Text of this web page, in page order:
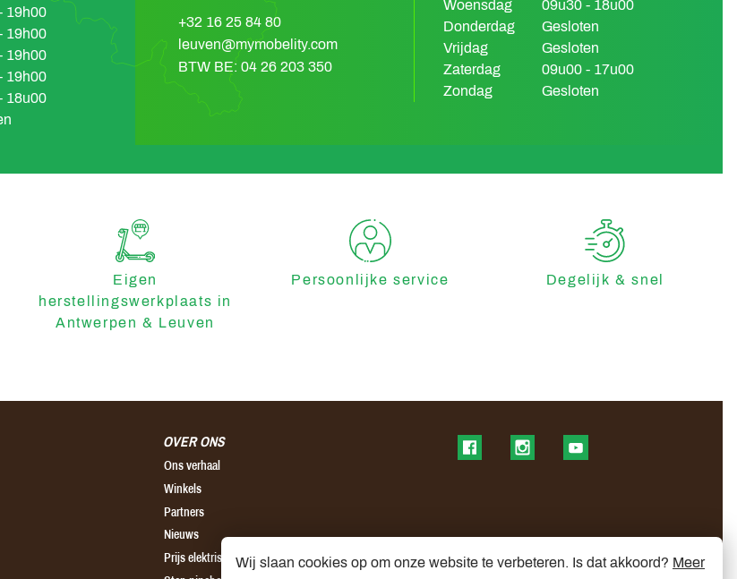
19h00
19h00
19h00
19h00
18u00
+32 16 25 84 80
leuven@mymobelity.com
BTW BE: 04 26 203 350
Woensdag
09u30 - 18u00
Donderdag
Gesloten
Vrijdag
Gesloten
Zaterdag
09u00 - 17u00
Zondag
Gesloten
Eigen
herstellingswerkplaats in
Antwerpen & Leuven
Persoonlijke service Degelijk & snel
OVER ONS
Ons verhaal
Winkels
Partners
Nieuws
Prijs elektrische step
Find us on FacebookFind us on InstagramFind us on YouTube
Wij slaan cookies op om onze website te verbeteren. Is dat akkoord? Meer